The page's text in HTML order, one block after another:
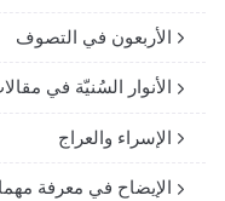
الأربعون في التصوف
الأنوار السُنيّة في
الإسراء والعراج
الإيضاح في معرفة